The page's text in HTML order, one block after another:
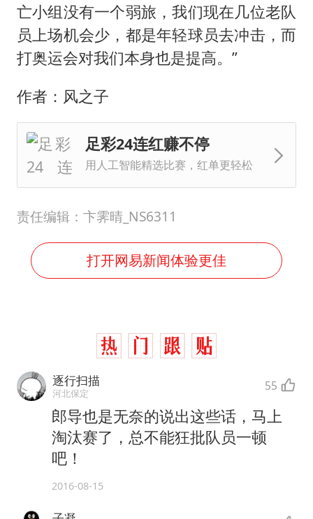
亡小组没有一个弱旅，我们现在几位老队
员上场机会少，都是年轻球员去冲击，而
打奥运会对我们本身也是提高。”
作者：风之子
足彩24连红赚不停
用人工智能精选比赛，红单更轻松
责任编辑：卞霁晴_NS6311
打开网易新闻体验更佳
逐行扫描
河北保定 55
郎导也是无奈的说出这些话，马上
淘汰赛了，总不能狂批队员一顿
吧！
2016-08-15